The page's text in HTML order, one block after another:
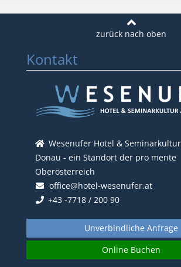
Kontakt
Wesenufer Hotel &
Donau - ein Standort der pro mente
Oberösterreich
office@hotel-wesenufer.at
+43 -7718 / 200 90
Unverbindliche Anfrage
Online Buchen